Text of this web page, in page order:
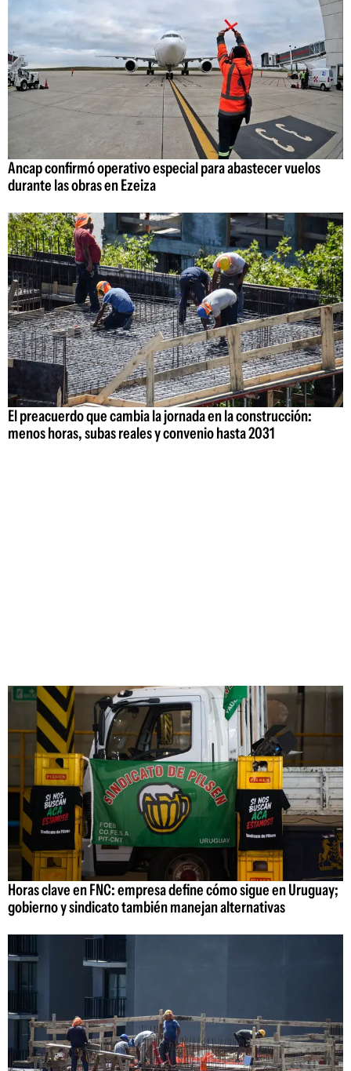
Ancap confirmó operativo especial para abastecer vuelos
durante las obras en Ezeiza
El preacuerdo que cambia la jornada en la construcción:
menos horas, subas reales y convenio hasta 2031
Horas clave en FNC: empresa define cómo sigue en Uruguay;
gobierno y sindicato también manejan alternativas